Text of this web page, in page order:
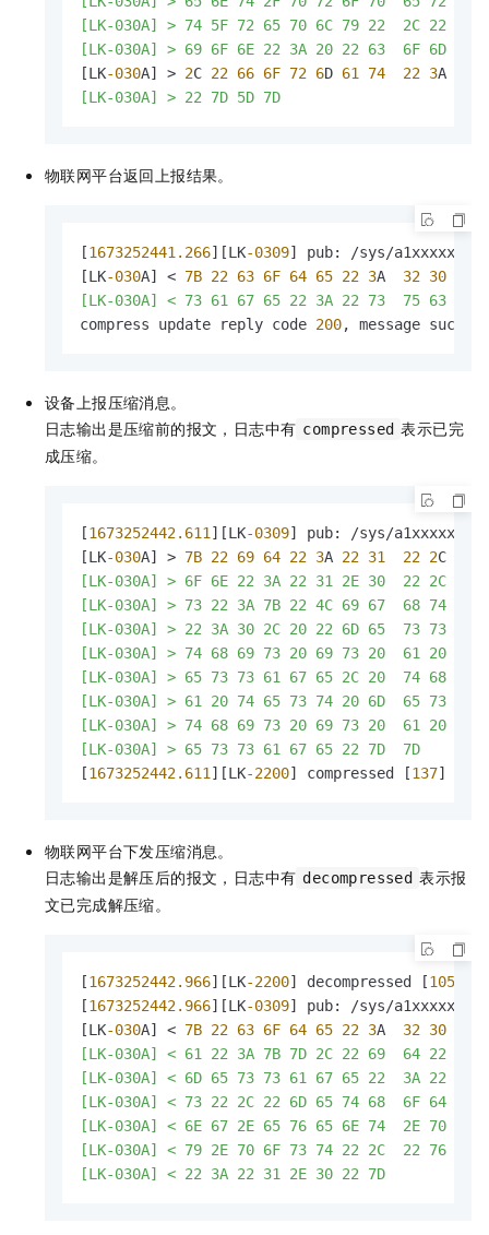
[LK-030A] > 74 5F 72 65 70 6C 79 22  2C 22
[LK-030A] > 69 6F 6E 22 3A 20 22 63  6F 6D
[LK-030A] > 2C 22 66 6F 72 6D 61 74 22 3A
[LK-030A] > 22 7D 5D 7D
物联网平台返回上报结果。
[1673252441.266][LK-0309] pub: /sys/a1xxxxxxx/
[LK-030A] < 7B 22 63 6F 64 65 22 3A 32 30
[LK-030A] < 73 61 67 65 22 3A 22 73  75 63 63
compress update reply code 200, message success
设备上报压缩消息。
日志输出是压缩前的报文，日志中有 compressed 表示已完
成压缩。
[1673252442.611][LK-0309] pub: /sys/a1xxxxxx/
[LK-030A] > 7B 22 69 64 22 3A 22 31 22 2C
[LK-030A] > 6F 6E 22 3A 22 31 2E 30  22 2C 22
[LK-030A] > 73 22 3A 7B 22 4C 69 67  68 74
[LK-030A] > 22 3A 30 2C 20 22 6D 65  73 73
[LK-030A] > 74 68 69 73 20 69 73 20  61 20
[LK-030A] > 65 73 73 61 67 65 2C 20  74 68
[LK-030A] > 61 20 74 65 73 74 20 6D  65 73
[LK-030A] > 74 68 69 73 20 69 73 20  61 20
[LK-030A] > 65 73 73 61 67 65 22 7D  7D
[1673252442.611][LK-2200] compressed [137] -->
物联网平台下发压缩消息。
日志输出是解压后的报文，日志中有 decompressed 表示报
文已完成解压缩。
[1673252442.966][LK-2200] decompressed [105
[1673252442.966][LK-0309] pub: /sys/
[LK-030A] < 7B 22 63 6F 64 65 22 3A 32 30
[LK-030A] < 61 22 3A 7B 7D 2C 22 69  64 22
[LK-030A] < 6D 65 73 73 61 67 65 22  3A 22 73
[LK-030A] < 73 22 2C 22 6D 65 74 68  6F 64
[LK-030A] < 6E 67 2E 65 76 65 6E 74  2E 70
[LK-030A] < 79 2E 70 6F 73 74 22 2C  22 76
[LK-030A] < 22 3A 22 31 2E 30 22 7D